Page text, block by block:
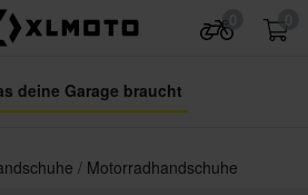
deine Garage braucht
Motorradhandschuhe